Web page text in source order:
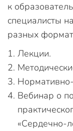
к
специалисты
разных
Лекции.
Вебинар о
«Сердечно-